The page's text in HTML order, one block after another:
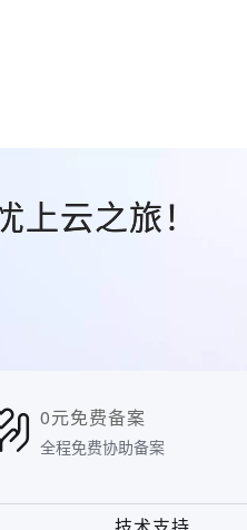
云之旅！
0元免费备案
全程免费协助备案